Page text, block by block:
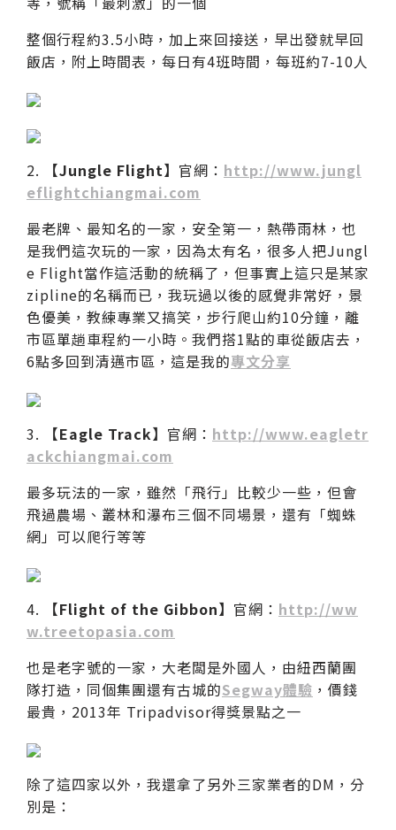
整個行程約3.5小時，加上來回接送，早出發就早回
飯店，附上時間表，每日有4班時間，每班約7-10人
2. 【Jungle Flight】 官網： http://www.jungl
eflightchiangmai.com
最老牌、最知名的一家，安全第一，熱帶雨林，也
是我們這次玩的一家，因為太有名，很多人把Jungl
e Flight當作這活動的統稱了，但事實上這只是某家
zipline的名稱而已，我玩過以後的感覺非常好，景
色優美，教練專業又搞笑，步行爬山約10分鐘，離
市區單趟車程約一小時。我們搭1點的車從飯店去，
6點多回到清邁市區，這是我的專文分享
3. 【Eagle Track】 官網： http://www.eagletr
ackchiangmai.com
最多玩法的一家，雖然「飛行」比較少一些，但會
飛過農場、叢林和瀑布三個不同場景，還有「蜘蛛
網」可以爬行等等
4. 【Flight of the Gibbon】 官網： http://ww
w.treetopasia.com
也是老字號的一家，大老闆是外國人，由紐西蘭團
隊打造，同個集團還有古城的Segway體驗 ，價錢
最貴，2013年 Tripadvisor得獎景點之一
除了這四家以外，我還拿了另外三家業者的DM，分
別是：